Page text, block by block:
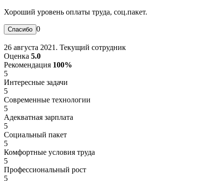
Хороший уровень оплаты труда, соц.пакет.
0
26 августа 2021. Текущий сотрудник
Оценка 5.0
Рекомендация 100%
5
Интересные задачи
5
Современные технологии
5
Адекватная зарплата
5
Социальный пакет
5
Комфортные условия труда
5
Профессиональный рост
5